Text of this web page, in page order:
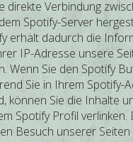
direkte Verbindung
Spotify-Server
erhält dadurch die
IP-Adresse unsere
Wenn Sie den Spotify
Sie in Ihrem Spotify-
können Sie die Inhalte
Spotify Profil verlinken.
Besuch unserer